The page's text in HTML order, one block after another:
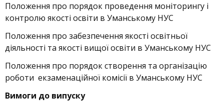
Положення про порядок проведення моніторингу і
контролю якості освіти в Уманському НУС
Положення про забезпечення якості освітньої
діяльності та якості вищої освіти в Уманському НУС
Положення про порядок створення та організацію
роботи екзаменаційної комісії в Уманському НУС
Вимоги до випуску